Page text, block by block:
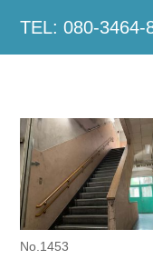
TEL: 080-3464-
No.1453